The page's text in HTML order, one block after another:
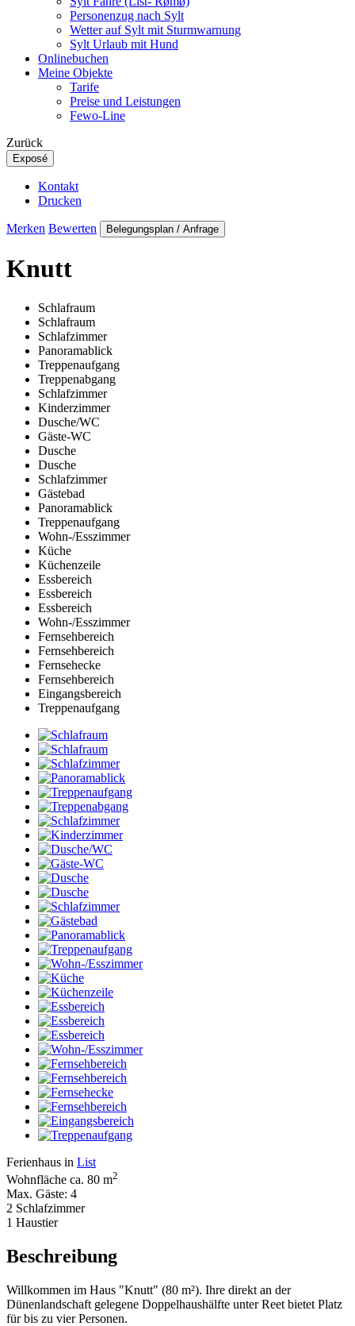
Personenzug nach Sylt
Wetter auf Sylt mit Sturmwarnung
Sylt Urlaub mit Hund
Onlinebuchen
Meine Objekte
Tarife
Preise und Leistungen
Fewo-Line
Zurück
Exposé
Kontakt
Drucken
Merken Bewerten Belegungsplan / Anfrage
Knutt
Schlafraum
Schlafraum
Schlafzimmer
Panoramablick
Treppenaufgang
Treppenabgang
Schlafzimmer
Kinderzimmer
Dusche/WC
Gäste-WC
Dusche
Dusche
Schlafzimmer
Gästebad
Panoramablick
Treppenaufgang
Wohn-/Esszimmer
Küche
Küchenzeile
Essbereich
Essbereich
Essbereich
Wohn-/Esszimmer
Fernsehbereich
Fernsehbereich
Fernsehecke
Fernsehbereich
Eingangsbereich
Treppenaufgang
Ferienhaus in List
Wohnfläche ca. 80 m2
Max. Gäste: 4
2 Schlafzimmer
1 Haustier
Beschreibung
Willkommen im Haus "Knutt" (80 m²). Ihre direkt an der
Dünenlandschaft gelegene Doppelhaushälfte unter Reet bietet Platz
für bis zu vier Personen.